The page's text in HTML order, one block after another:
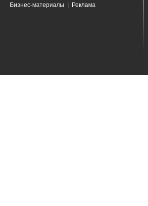
Бизнес-материалы Реклама